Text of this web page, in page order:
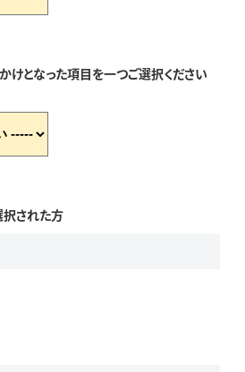
けとなった項目を一つご選択ください
択された方